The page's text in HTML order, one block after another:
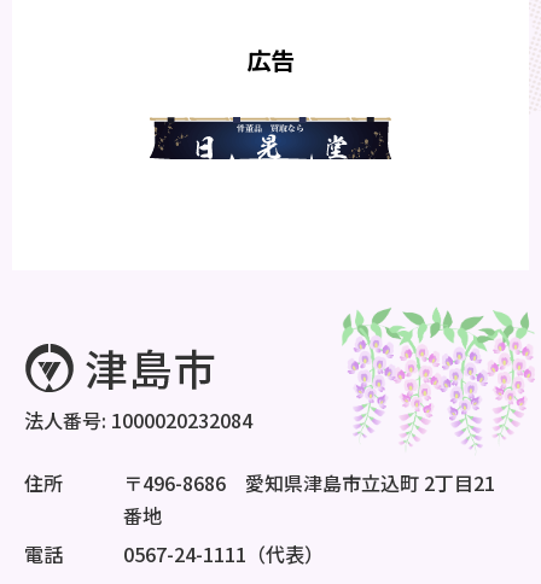
広告
法人番号: 1000020232084
住所
〒496-8686 愛知県津島市立込町 2丁目21
番地
電話
0567-24-1111（代表）